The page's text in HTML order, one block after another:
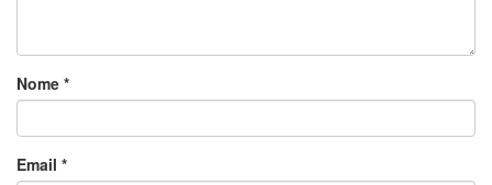
Nome *
Email *